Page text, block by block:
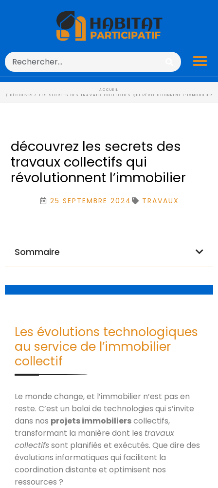
ACCUEIL
/ DÉCOUVREZ LES SECRETS DES TRAVAUX COLLECTIFS QUI RÉVOLUTIONNENT L’IMMOBILIER
découvrez les secrets des
travaux collectifs qui
révolutionnent l’immobilier
25 SEPTEMBRE 2024 TRAVAUX
Sommaire
Les évolutions technologiques
au service de l’immobilier
collectif
Le monde change, et l’immobilier n’est pas en
reste. C’est un balai de technologies qui s’invite
dans nos projets immobilierscollectifs,
transformant la manière dont les travaux
collectifssont planifiés et exécutés. Que dire des
évolutions informatiques qui facilitent la
coordination distante et optimisent nos
ressources ?